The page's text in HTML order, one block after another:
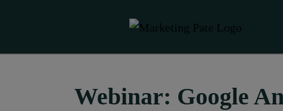
Webinar: Google